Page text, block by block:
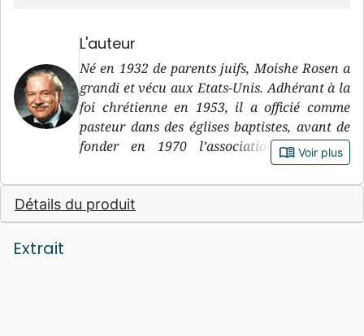
L'auteur
Né en 1932 de parents juifs, Moishe Rosen a
grandi et vécu aux Etats-Unis. Adhérant à la
foi chrétienne en 1953, il a officié comme
pasteur dans des églises baptistes, avant de
fonder en 1970 l’association qui allait
devenir Jews for Jesus. Il est décédé en 2010.
book_open Voir plus
Détails du produit
Extrait